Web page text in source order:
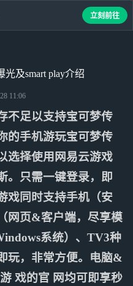
及smart play介绍
11:06
不足以支持宝可梦传
的手机游玩宝可梦传
选择使用网易云游戏
。只需一键登录，即
戏同时支持手机（安
网页&客户端，尽享模
系统）、TV3种
玩，非常方便。电脑&
戏的官 网均可即享秒
立刻前往